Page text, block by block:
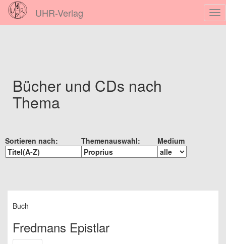
UHR-Verlag
Bücher und CDs nach
Thema
Sortieren nach: Themenauswahl: Medium
Buch
Fredmans Epistlar